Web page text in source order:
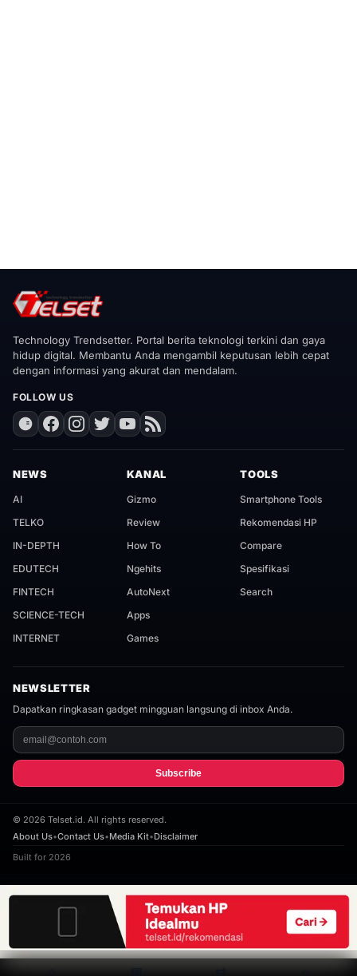
Technology Trendsetter. Portal berita teknologi terkini dan gaya
hidup digital. Membantu Anda mengambil keputusan lebih cepat
dengan informasi yang akurat dan mendalam.
FOLLOW US
NEWS
AI
TELKO
IN-DEPTH
EDUTECH
FINTECH
SCIENCE-TECH
INTERNET
KANAL
Gizmo
Review
How To
Ngehits
AutoNext
Apps
Games
TOOLS
Smartphone Tools
Rekomendasi HP
Compare
Spesifikasi
Search
NEWSLETTER
Dapatkan ringkasan gadget mingguan langsung di inbox Anda.
Subscribe
© 2026 Telset.id. All rights reserved.
About Us•Contact Us•Media Kit•Disclaimer
Built for 2026
⌂ ▦ ⇄ ⌕